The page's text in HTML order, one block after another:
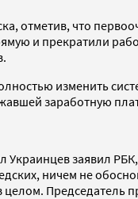
отметив, что
и прекратили
изменить
заработную
заявил
ничем не
целом.